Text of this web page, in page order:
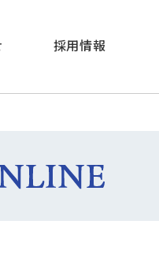
採用情報